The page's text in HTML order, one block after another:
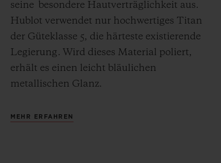
seine besondere Hautverträglichkeit aus.
Hublot verwendet nur hochwertiges Titan
der Güteklasse 5, die härteste existierende
Legierung. Wird dieses Material poliert,
erhält es einen leicht bläulichen
metallischen Glanz.
MEHR ERFAHREN